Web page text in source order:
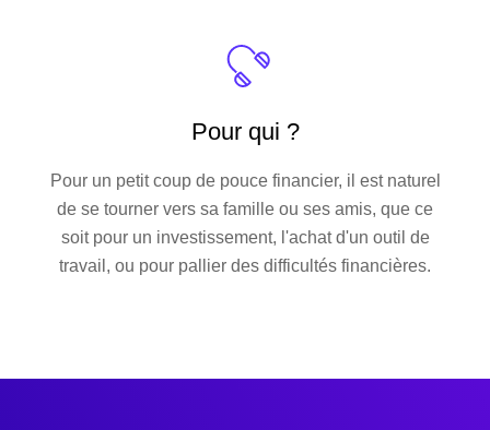
Pour qui ?
Pour un petit coup de pouce financier, il est naturel
de se tourner vers sa famille ou ses amis, que ce
soit pour un investissement, l'achat d'un outil de
travail, ou pour pallier des difficultés financières.